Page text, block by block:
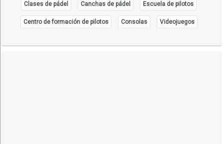
Clases de pádel Canchas de pádel Escuela de pilotos
Centro de formación de pilotos Consolas Videojuegos